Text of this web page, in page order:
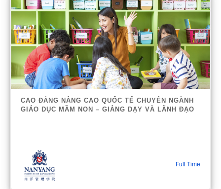
CAO ĐẲNG NÂNG CAO QUỐC TẾ CHUYÊN NGÀNH
GIÁO DỤC MẦM NON – GIẢNG DẠY VÀ LÃNH ĐẠO
Full Time